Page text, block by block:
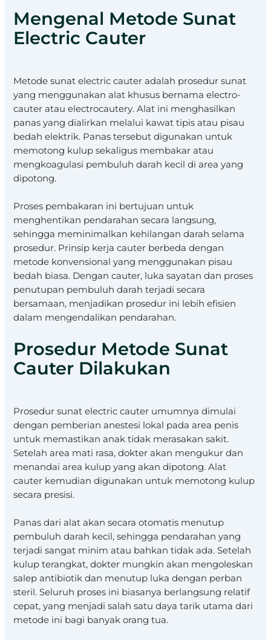
Mengenal Metode Sunat
Electric Cauter
Metode sunat electric cauter adalah prosedur sunat
yang menggunakan alat khusus bernama electro-
cauter atau electrocautery. Alat ini menghasilkan
panas yang dialirkan melalui kawat tipis atau pisau
bedah elektrik. Panas tersebut digunakan untuk
memotong kulup sekaligus membakar atau
mengkoagulasi pembuluh darah kecil di area yang
dipotong.
Proses pembakaran ini bertujuan untuk
menghentikan pendarahan secara langsung,
sehingga meminimalkan kehilangan darah selama
prosedur. Prinsip kerja cauter berbeda dengan
metode konvensional yang menggunakan pisau
bedah biasa. Dengan cauter, luka sayatan dan proses
penutupan pembuluh darah terjadi secara
bersamaan, menjadikan prosedur ini lebih efisien
dalam mengendalikan pendarahan.
Prosedur Metode Sunat
Cauter Dilakukan
Prosedur sunat electric cauter umumnya dimulai
dengan pemberian anestesi lokal pada area penis
untuk memastikan anak tidak merasakan sakit.
Setelah area mati rasa, dokter akan mengukur dan
menandai area kulup yang akan dipotong. Alat
cauter kemudian digunakan untuk memotong kulup
secara presisi.
Panas dari alat akan secara otomatis menutup
pembuluh darah kecil, sehingga pendarahan yang
terjadi sangat minim atau bahkan tidak ada. Setelah
kulup terangkat, dokter mungkin akan mengoleskan
salep antibiotik dan menutup luka dengan perban
steril. Seluruh proses ini biasanya berlangsung relatif
cepat, yang menjadi salah satu daya tarik utama dari
metode ini bagi banyak orang tua.